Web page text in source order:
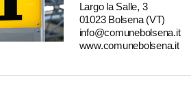
Largo la Salle, 3
01023 Bolsena (VT)
info@comunebolsena.it
www.comunebolsena.it